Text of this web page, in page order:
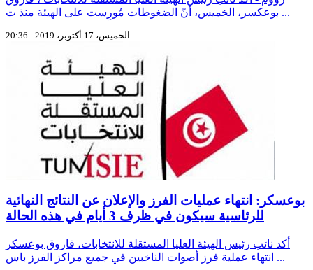
بوعكسر، الخميس، أنّ الضغوطات مُورِست على الهيئة منذ ت ...
الخميس، 17 أكتوبر، 2019 - 20:36
بوعسكر: انتهاء عمليات الفرز والإعلان عن النتائج النهائية
للرئاسية سيكون في ظرف 3 أيام في هذه الحالة
أكد نائب رئيس الهيئة العليا المستقلة للانتخابات، فاروق بوعسكر
انتهاء عملية فرز أصوات الناخبين في جميع مراكز الفرز باس ...